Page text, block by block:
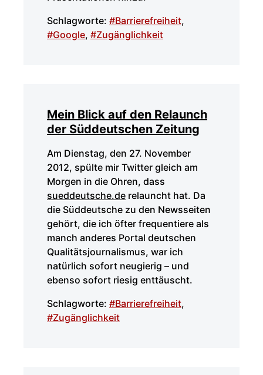
Schlagworte: #Barrierefreiheit,
#Google, #Zugänglichkeit
Mein Blick auf den Relaunch
der Süddeutschen Zeitung
Am Dienstag, den 27. November
2012, spülte mir Twitter gleich am
Morgen in die Ohren, dass
sueddeutsche.de relauncht hat. Da
die Süddeutsche zu den Newsseiten
gehört, die ich öfter frequentiere als
manch anderes Portal deutschen
Qualitätsjournalismus, war ich
natürlich sofort neugierig – und
ebenso sofort riesig enttäuscht.
Schlagworte: #Barrierefreiheit,
#Zugänglichkeit